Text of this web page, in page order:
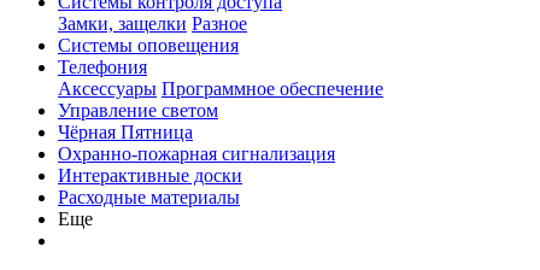
Замки, защелки Разное
Системы оповещения
Телефония
Аксессуары Программное обеспечение
Управление светом
Чёрная Пятница
Охранно-пожарная сигнализация
Интерактивные доски
Расходные материалы
Еще